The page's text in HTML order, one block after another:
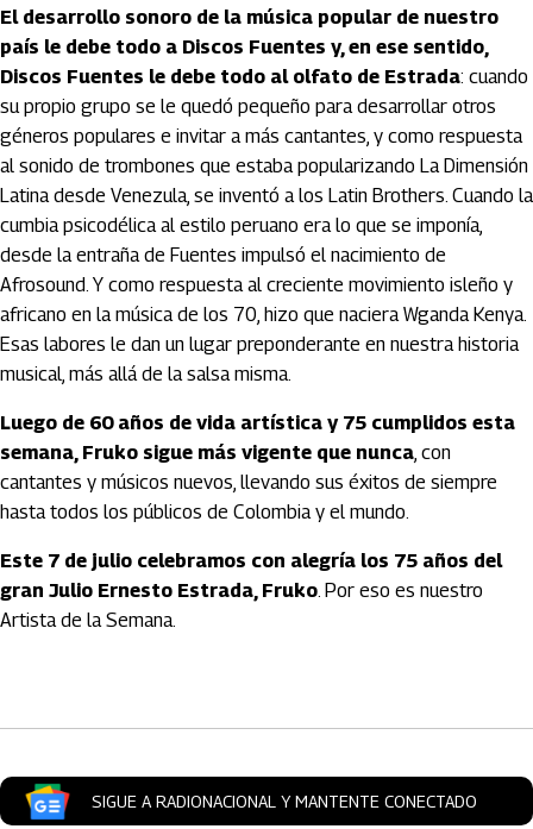
El desarrollo sonoro de la música popular de nuestro
país le debe todo a Discos Fuentes y, en ese sentido,
Discos Fuentes le debe todo al olfato de Estrada: cuando
su propio grupo se le quedó pequeño para desarrollar otros
géneros populares e invitar a más cantantes, y como respuesta
al sonido de trombones que estaba popularizando La Dimensión
Latina desde Venezula, se inventó a los Latin Brothers. Cuando la
cumbia psicodélica al estilo peruano era lo que se imponía,
desde la entraña de Fuentes impulsó el nacimiento de
Afrosound. Y como respuesta al creciente movimiento isleño y
africano en la música de los 70, hizo que naciera Wganda Kenya.
Esas labores le dan un lugar preponderante en nuestra historia
musical, más allá de la salsa misma.
Luego de 60 años de vida artística y 75 cumplidos esta
semana, Fruko sigue más vigente que nunca, con
cantantes y músicos nuevos, llevando sus éxitos de siempre
hasta todos los públicos de Colombia y el mundo.
Este 7 de julio celebramos con alegría los 75 años del
gran Julio Ernesto Estrada, Fruko. Por eso es nuestro
Artista de la Semana.
SIGUE A RADIONACIONAL Y MANTENTE CONECTADO